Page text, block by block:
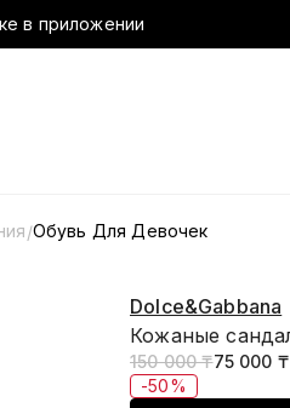
в приложении
/Обувь Для Девочек
Dolce&Gabbana
Кожаные
150 000 ₸75 000 ₸
-50%